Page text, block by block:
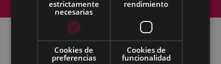
Accesibilidad
Todas las redes sociales del Ayuntamiento
estrictamente
necesarias
rendimiento
Cookies de
preferencias
Cookies de
funcionalidad